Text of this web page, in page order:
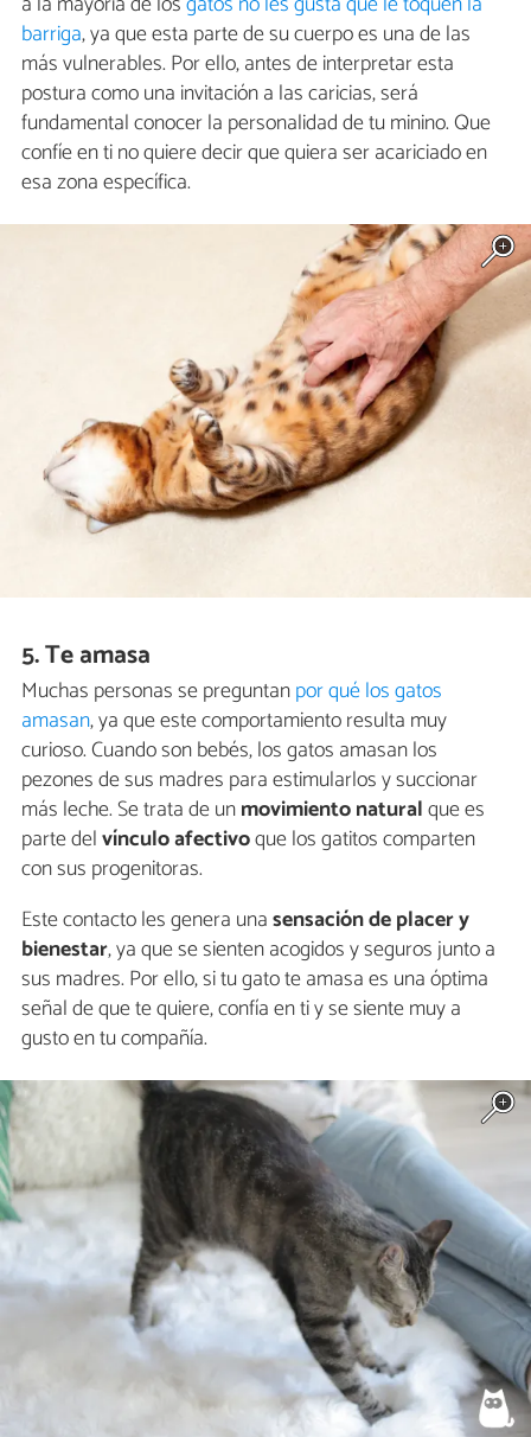
barriga, ya que esta parte de su cuerpo es una de las
más vulnerables. Por ello, antes de interpretar esta
postura como una invitación a las caricias, será
fundamental conocer la personalidad de tu minino. Que
confíe en ti no quiere decir que quiera ser acariciado en
esa zona específica.
5. Te amasa
Muchas personas se preguntanpor qué los gatos
amasan, ya que este comportamiento resulta muy
curioso. Cuando son bebés, los gatos amasan los
pezones de sus madres para estimularlos y succionar
más leche. Se trata de unmovimiento naturalque es
parte delvínculo afectivoque los gatitos comparten
con sus progenitoras.
Este contacto les genera unasensación de placer y
bienestar, ya que se sienten acogidos y seguros junto a
sus madres. Por ello, si tu gato te amasa es una óptima
señal de que te quiere, confía en ti y se siente muy a
gusto en tu compañía.